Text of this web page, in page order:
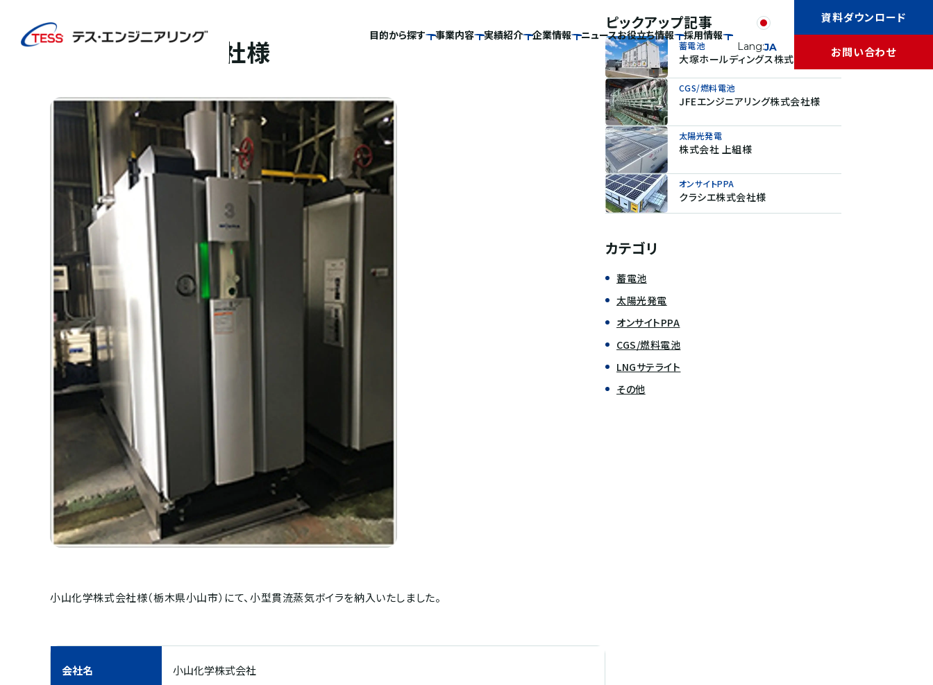
目的から探す 事業内容 実績紹介 企業情報 ニュースお役立ち情報 採用情報
資料ダウンロード
お問い合わせ
Lang:JA
その他
小山化学株式会社様
小山化学株式会社様（栃木県小山市）にて、小型貫流蒸気ボイラを納入いたしました。
会社名 小山化学株式会社
ピックアップ記事
蓄電池
大塚ホールディングス株式会社様
CGS/燃料電池
JFEエンジニアリング株式会社様
太陽光発電
株式会社 上組様
オンサイトPPA
クラシエ株式会社様
カテゴリ
蓄電池
太陽光発電
オンサイトPPA
CGS/燃料電池
LNGサテライト
その他